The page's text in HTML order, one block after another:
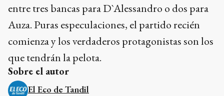
entre tres bancas para D`Alessandro o dos para
Auza. Puras especulaciones, el partido recién
comienza y los verdaderos protagonistas son los
que tendrán la pelota.
Sobre el autor
El Eco de Tandil